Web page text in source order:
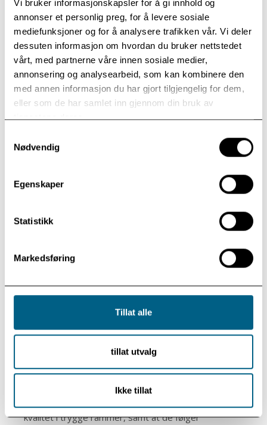
Vi bruker informasjonskapsler for å gi innhold og
annonser et personlig preg, for å levere sosiale
mediefunksjoner og for å analysere trafikken vår. Vi deler
dessuten informasjon om hvordan du bruker nettstedet
vårt, med partnerne våre innen sosiale medier,
annonsering og analysearbeid, som kan kombinere den
med annen informasjon du har gjort tilgjengelig for dem,
eller som de har samlet inn gjennom din bruk av
tjenestene deres.
Nødvendig
Egenskaper
Statistikk
Markedsføring
Tillat alle
tillat utvalg
Ikke tillat
– Terskelen må være lav for å si ifra. Det er avgjørende at pasienter
Klinikkleder Pål Ulvenes holder fram viktigheten av å
– Terskelen må være lav for å si ifra. Det er
avgjørende at pasienter og pårørende blir sett og
hørt, og at deres tilbakemeldinger tas på alvor.
Pasientsikkerhet, plikter og faglige standarder er
temaer som er nedfelt i helsepersonelloven.
– Når man er pasient, skal man vite at de som er
kvalitet i trygge rammer, samt at de følger